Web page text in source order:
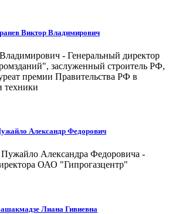
Виктор Владимирович
- Генеральный директор
заслуженный строитель РФ,
премии Правительства РФ в
техники
Александр Федорович
Александра Федоровича -
ОАО "Гипрогазцентр"
Лиана Гивиевна